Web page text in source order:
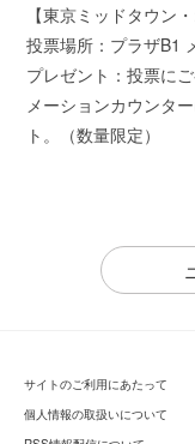
【東京ミッドタウン
投票場所：プラザB1
プレゼント：投票に
メーションカウンタ
ト。（数量限定）
サイトのご利用にあたって
個人情報の取扱いについて